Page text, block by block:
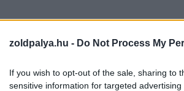
zoldpalya.hu - Do Not Process My
If you wish to opt-out of the sale, sharing to
sensitive information for targeted